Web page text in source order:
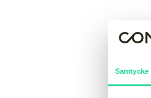
Samtycke